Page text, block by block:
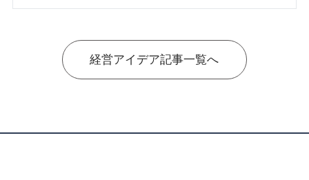
経営アイデア記事一覧へ